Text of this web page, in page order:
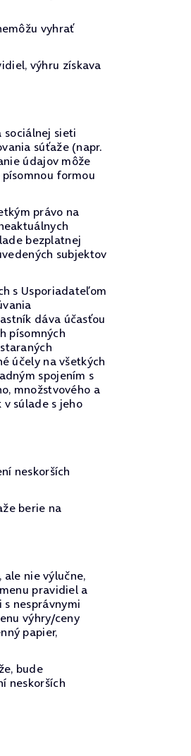
vyhrať
výhru získava
sociálnej sieti
súťaže (napr.
údajov môže
formou
právo na
bezplatnej
subjektov
s Usporiadateľom
dáva účasťou
písomných
účely na všetkých
spojením s
množstvového a
súlade s jeho
neskorších
berie na
nie výlučne,
pravidiel a
nesprávnymi
výhry/ceny
papier,
bude
neskorších